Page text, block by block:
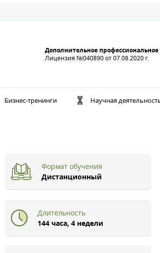
Дополнительное
Лицензия №040890 от 07.08.2020 г.
Бизнес-тренинги Научная
Формат обучения
Дистанционный
Длительность
144 часа, 4 недели